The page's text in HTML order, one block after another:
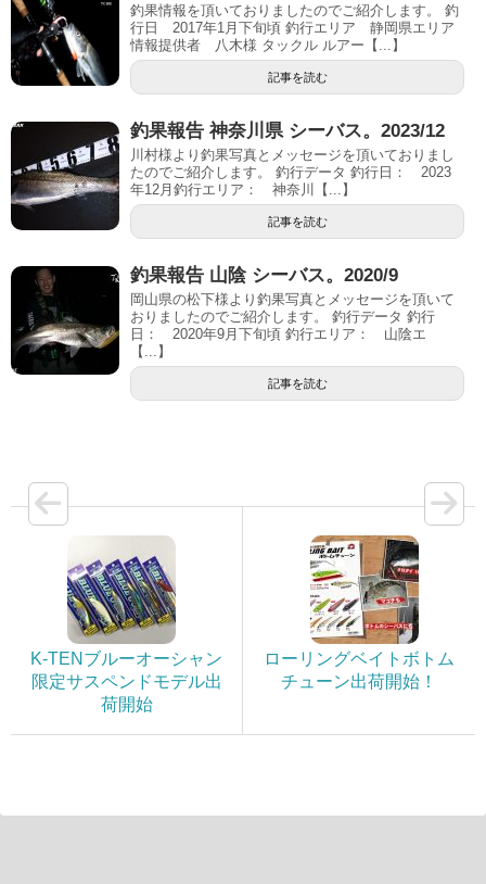
釣果情報を頂いておりましたのでご紹介します。 釣
行日 2017年1月下旬頃 釣行エリア 静岡県エリア
情報提供者 八木様 タックル ルアー【...】
記事を読む
釣果報告 神奈川県 シーバス。2023/12
川村様より釣果写真とメッセージを頂いておりまし
たのでご紹介します。 釣行データ 釣行日： 2023
年12月釣行エリア： 神奈川【...】
記事を読む
釣果報告 山陰 シーバス。2020/9
岡山県の松下様より釣果写真とメッセージを頂いて
おりましたのでご紹介します。 釣行データ 釣行
日： 2020年9月下旬頃 釣行エリア： 山陰エ
【...】
記事を読む
K-TENブルーオーシャン
限定サスペンドモデル出
荷開始
ローリングベイトボトム
チューン出荷開始！